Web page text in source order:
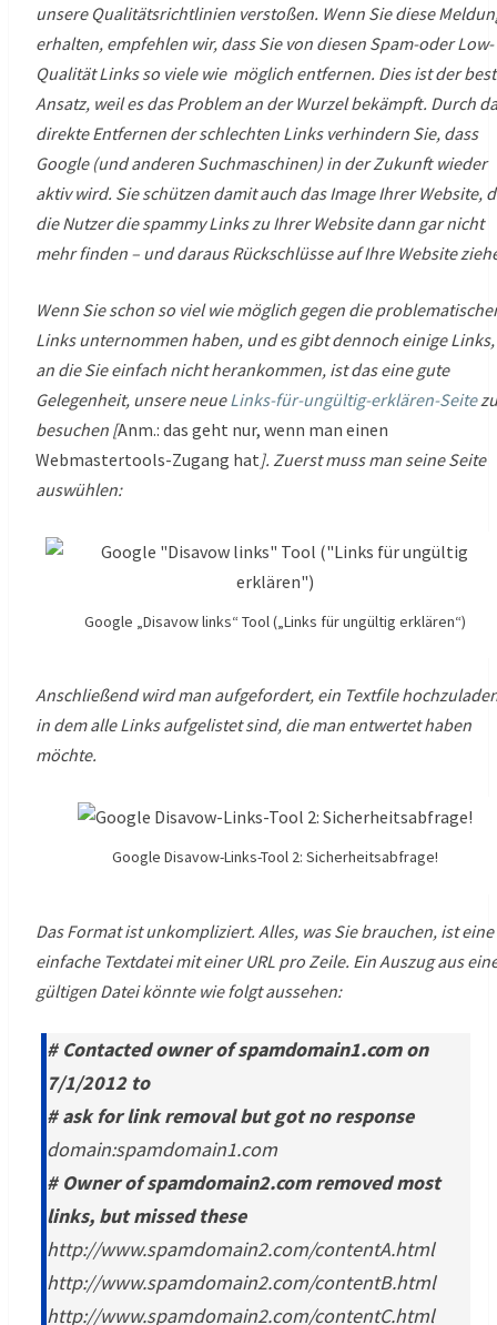
unsere Qualitätsrichtlinien verstoßen. Wenn Sie diese
erhalten, empfehlen wir, dass Sie von diesen Spam-oder Low-
Qualität Links so viele wie möglich entfernen. Dies ist der
Ansatz, weil es das Problem an der Wurzel bekämpft. Durch
direkte Entfernen der schlechten Links verhindern Sie, dass
Google (und anderen Suchmaschinen) in der Zukunft wieder
aktiv wird. Sie schützen damit auch das Image Ihrer Website,
die Nutzer die spammy Links zu Ihrer Website dann gar nicht
mehr finden – und daraus Rückschlüsse auf Ihre Website
Wenn Sie schon so viel wie möglich gegen die
Links unternommen haben, und es gibt dennoch einige Links,
an die Sie einfach nicht herankommen, ist das eine gute
Gelegenheit, unsere neueLinks-für-ungültig-erklären-Seitezu
besuchen [Anm.: das geht nur, wenn man einen
Webmastertools-Zugang hat]. Zuerst muss man seine Seite
auswühlen:
Google „Disavow links“ Tool („Links für ungültig erklären“)
Anschließend wird man aufgefordert, ein Textfile
in dem alle Links aufgelistet sind, die man entwertet haben
möchte.
Google Disavow-Links-Tool 2: Sicherheitsabfrage!
Das Format ist unkompliziert. Alles, was Sie brauchen, ist eine
einfache Textdatei mit einer URL pro Zeile. Ein Auszug aus
gültigen Datei könnte wie folgt aussehen:
# Contacted owner of spamdomain1.com on
7/1/2012 to
# ask for link removal but got no response
domain:spamdomain1.com
# Owner of spamdomain2.com removed most
links, but missed these
http://www.spamdomain2.com/contentA.html
http://www.spamdomain2.com/contentB.html
http://www.spamdomain2.com/contentC.html